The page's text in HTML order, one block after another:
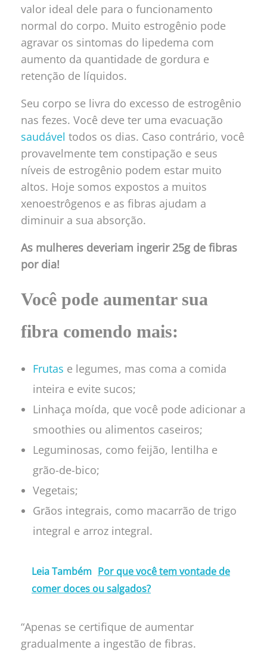
valor ideal dele para o funcionamento
normal do corpo. Muito estrogênio pode
agravar os sintomas do lipedema com
aumento da quantidade de gordura e
retenção de líquidos.
Seu corpo se livra do excesso de estrogênio
nas fezes. Você deve ter uma evacuação
saudável todos os dias. Caso contrário, você
provavelmente tem constipação e seus
níveis de estrogênio podem estar muito
altos. Hoje somos expostos a muitos
xenoestrôgenos e as fibras ajudam a
diminuir a sua absorção.
As mulheres deveriam ingerir 25g de fibras
por dia!
Você pode aumentar sua
fibra comendo mais:
Frutas e legumes, mas coma a comida
inteira e evite sucos;
Linhaça moída, que você pode adicionar a
smoothies ou alimentos caseiros;
Leguminosas, como feijão, lentilha e
grão-de-bico;
Vegetais;
Grãos integrais, como macarrão de trigo
integral e arroz integral.
Leia Também Por que você tem vontade de
comer doces ou salgados?
“Apenas se certifique de aumentar
gradualmente a ingestão de fibras.